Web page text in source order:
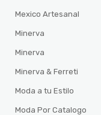
Mexico Artesanal
Minerva
Minerva
Minerva & Ferreti
Moda a tu Estilo
Moda Por Catalogo